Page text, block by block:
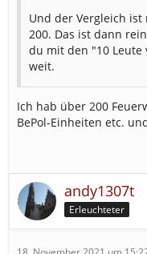
Und der Vergleich ist
200. Das ist dann
du mit den "10 Leute
weit.
Ich hab über 200
BePol-Einheiten etc.
andy1307t
Erleuchteter